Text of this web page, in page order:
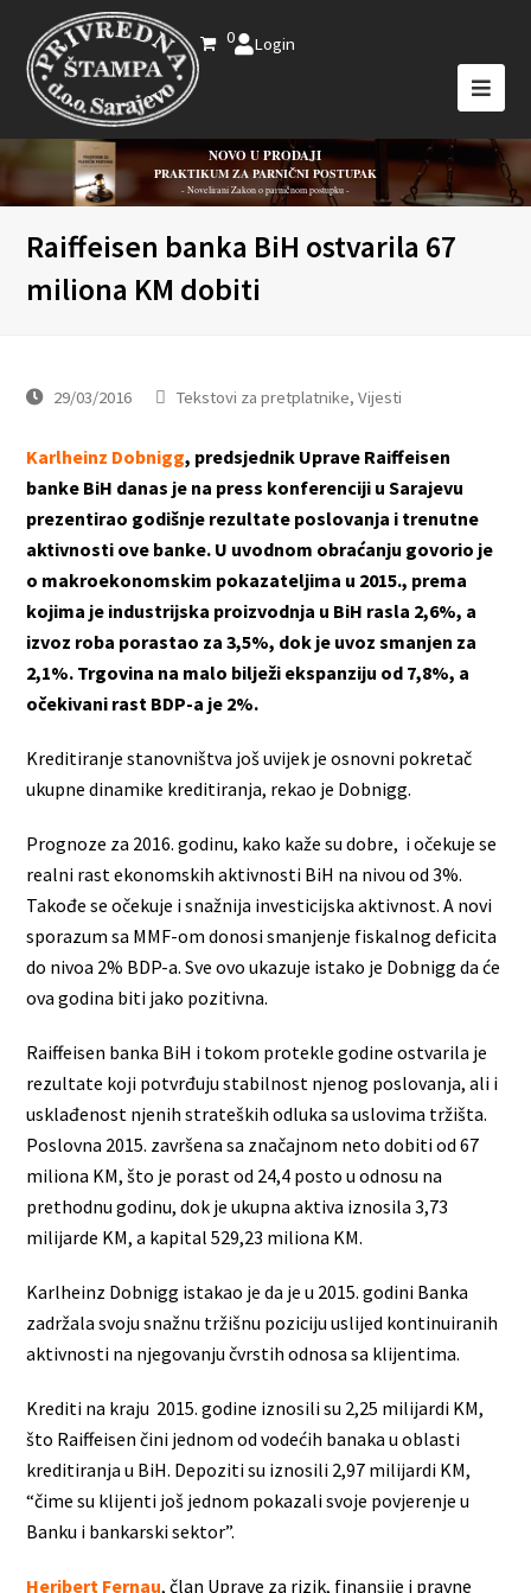
0 Login
NOVO U PRODAJI
PRAKTIKUM ZA PARNIČNI POSTUPAK
- Novelirani Zakon o parničnom postupku -
Raiffeisen banka BiH ostvarila 67
miliona KM dobiti
29/03/2016 Tekstovi za pretplatnike,Vijesti
Karlheinz Dobnigg, predsjednik Uprave Raiffeisen
banke BiH danas je na press konferenciji u Sarajevu
prezentirao godišnje rezultate poslovanja i trenutne
aktivnosti ove banke. U uvodnom obraćanju govorio je
o makroekonomskim pokazateljima u 2015., prema
kojima je industrijska proizvodnja u BiH rasla 2,6%, a
izvoz roba porastao za 3,5%, dok je uvoz smanjen za
2,1%. Trgovina na malo bilježi ekspanziju od 7,8%, a
očekivani rast BDP-a je 2%.
Kreditiranje stanovništva još uvijek je osnovni pokretač
ukupne dinamike kreditiranja, rekao je Dobnigg.
Prognoze za 2016. godinu, kako kaže su dobre, i očekuje se
realni rast ekonomskih aktivnosti BiH na nivou od 3%.
Takođe se očekuje i snažnija investicijska aktivnost. A novi
sporazum sa MMF-om donosi smanjenje fiskalnog deficita
do nivoa 2% BDP-a. Sve ovo ukazuje istako je Dobnigg da će
ova godina biti jako pozitivna.
Raiffeisen banka BiH i tokom protekle godine ostvarila je
rezultate koji potvrđuju stabilnost njenog poslovanja, ali i
usklađenost njenih strateških odluka sa uslovima tržišta.
Poslovna 2015. završena sa značajnom neto dobiti od 67
miliona KM, što je porast od 24,4 posto u odnosu na
prethodnu godinu, dok je ukupna aktiva iznosila 3,73
milijarde KM, a kapital 529,23 miliona KM.
Karlheinz Dobnigg istakao je da je u 2015. godini Banka
zadržala svoju snažnu tržišnu poziciju uslijed kontinuiranih
aktivnosti na njegovanju čvrstih odnosa sa klijentima.
Krediti na kraju 2015. godine iznosili su 2,25 milijardi KM,
što Raiffeisen čini jednom od vodećih banaka u oblasti
kreditiranja u BiH. Depoziti su iznosili 2,97 milijardi KM,
“čime su klijenti još jednom pokazali svoje povjerenje u
Banku i bankarski sektor”.
Heribert Fernau, član Uprave za rizik, finansije i pravne